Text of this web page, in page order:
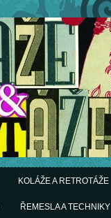
KOLÁŽE A RETROTÁŽE
ŘEMESLA A TECHNIKY